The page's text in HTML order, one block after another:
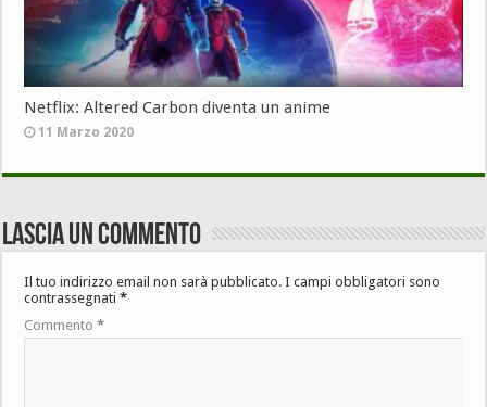
Netflix: Altered Carbon diventa un anime
11 Marzo 2020
Lascia un commento
Il tuo indirizzo email non sarà pubblicato. I campi obbligatori sono
contrassegnati*
Commento*